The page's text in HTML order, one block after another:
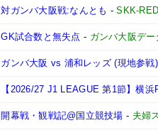
対ガンバ大阪戦:なんとも -SKK-
GK試合数と無失点 - ガンバ大阪デ
ガンバ大阪 vs 浦和レッズ (現地参戦)
【2026/27 J1 LEAGUE 第1節】横
開幕戦・観戦記@国立競技場 - 夫婦